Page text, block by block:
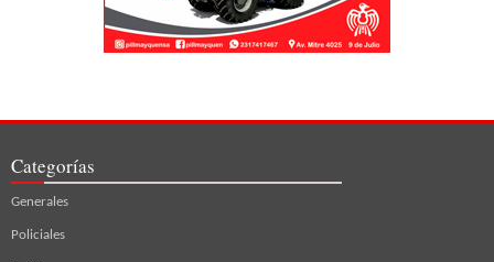
Categorías
Generales
Policiales